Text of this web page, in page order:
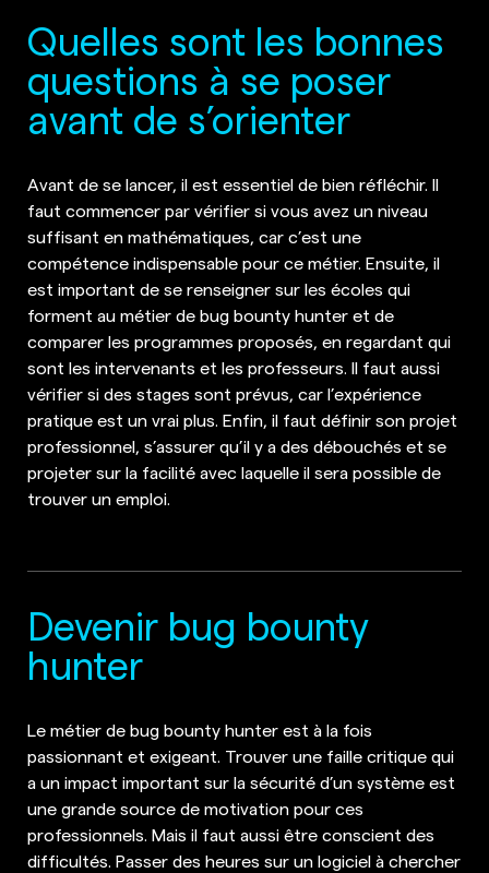
Quelles sont les bonnes
questions à se poser
avant de s’orienter
Avant de se lancer, il est essentiel de bien réfléchir. Il
faut commencer par vérifier si vous avez un niveau
suffisant en mathématiques, car c’est une
compétence indispensable pour ce métier. Ensuite, il
est important de se renseigner sur les écoles qui
forment au métier de bug bounty hunter et de
comparer les programmes proposés, en regardant qui
sont les intervenants et les professeurs. Il faut aussi
vérifier si des stages sont prévus, car l’expérience
pratique est un vrai plus. Enfin, il faut définir son projet
professionnel, s’assurer qu’il y a des débouchés et se
projeter sur la facilité avec laquelle il sera possible de
trouver un emploi.
Devenir bug bounty
hunter
Le métier de bug bounty hunter est à la fois
passionnant et exigeant. Trouver une faille critique qui
a un impact important sur la sécurité d’un système est
une grande source de motivation pour ces
professionnels. Mais il faut aussi être conscient des
difficultés. Passer des heures sur un logiciel à chercher